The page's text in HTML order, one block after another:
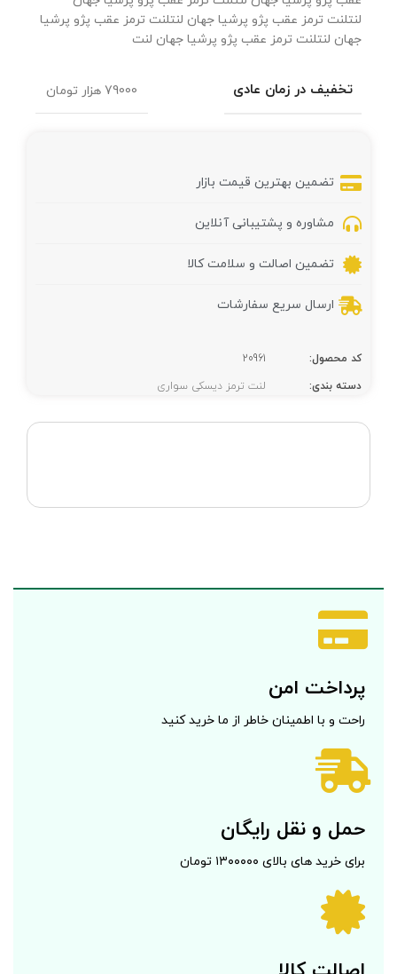
لنتلنت ترمز عقب پژو پرشیا جهان لنتلنت ترمز عقب پژو پرشیا
جهان لنتلنت ترمز عقب پژو پرشیا جهان لنت
تخفیف در زمان عادی 79000 هزار تومان
تضمین بهترین قیمت بازار
مشاوره و پشتیبانی آنلاین
تضمین اصالت و سلامت کالا
ارسال سریع سفارشات
کد محصول:
20961
دسته بندی:
لنت ترمز دیسکی سواری
پرداخت امن
راحت و با اطمینان خاطر از ما خرید کنید
حمل و نقل رایگان
برای خرید های بالای ۱۳۰۰۰۰۰ تومان